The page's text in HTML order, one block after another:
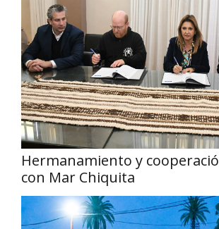
Hermanamiento y
con Mar Chiquita